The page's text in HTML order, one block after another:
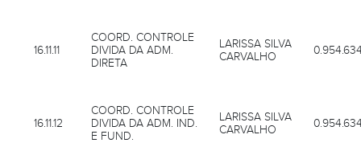
16.11.11
COORD. CONTROLE
DIVIDA DA ADM.
DIRETA
LARISSA SILVA
CARVALHO
16.11.12
COORD. CONTROLE
DIVIDA DA ADM. IND.
E FUND.
LARISSA SILVA
CARVALHO